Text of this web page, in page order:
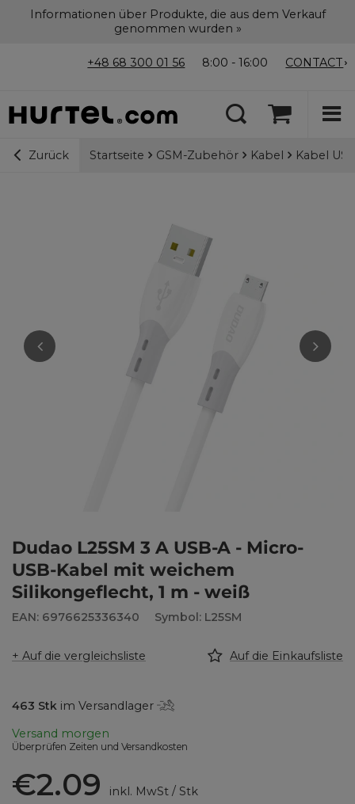
Informationen über Produkte, die aus dem Verkauf
genommen wurden »
+48 68 300 01 56 8:00 - 16:00 CONTACT
Zurück Startseite GSM-Zubehör Kabel Kabel
Dudao L25SM 3 A USB-A - Micro-
USB-Kabel mit weichem
Silikongeflecht, 1 m - weiß
EAN: 6976625336340 Symbol: L25SM
+ Auf die vergleichsliste Auf die Einkaufsliste
463 Stk im Versandlager
Versand morgen
Überprüfen Zeiten und Versandkosten
€2.09 inkl. MwSt/ Stk